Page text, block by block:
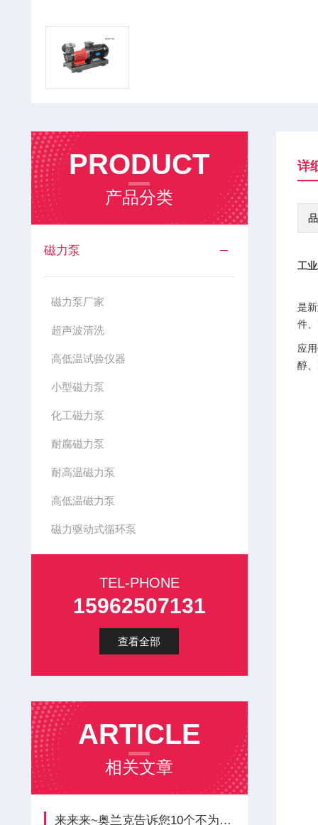
PRODUCT
产品分类
磁力泵
磁力泵厂家
超声波清洗
高低温试验仪器
小型磁力泵
化工磁力泵
耐腐磁力泵
耐高温磁力泵
高低温磁力泵
磁力驱动式循环泵
TEL-PHONE
15962507131
查看全部
ARTICLE
相关文章
来来来~奥兰克告诉您10个不为人知的磁力泵优缺点
详
工
是
件
应
醇